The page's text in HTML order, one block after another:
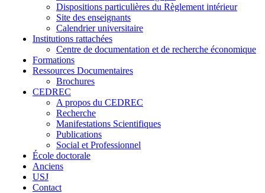
Dispositions particulières du Règlement intérieur
Site des enseignants
Calendrier universitaire
Institutions rattachées
Centre de documentation et de recherche économique
Formations
Ressources Documentaires
Brochures
CEDREC
A propos du CEDREC
Recherche
Manifestations Scientifiques
Publications
Social et Professionnel
École doctorale
Anciens
USJ
Contact